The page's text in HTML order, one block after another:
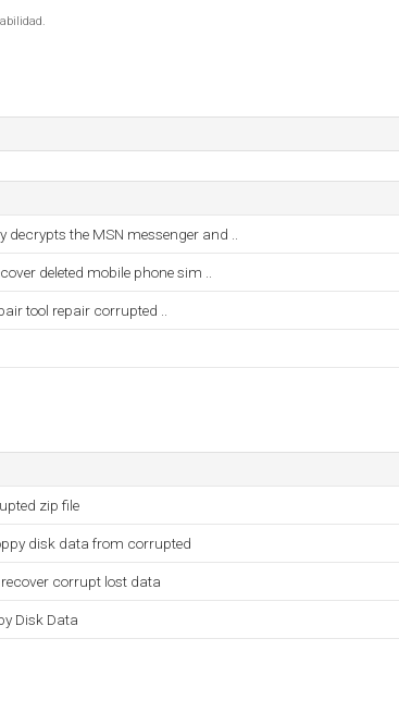
the MSN messenger and ..
deleted mobile phone sim ..
tool repair corrupted ..
zip file
disk data from corrupted
corrupt lost data
Disk Data